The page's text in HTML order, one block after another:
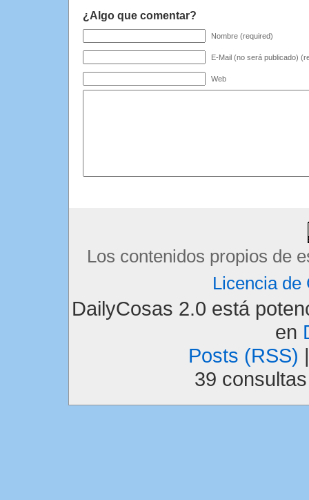
¿Algo que comentar?
Nombre (required)
E-Mail (no será publicado)
Web
Los contenidos propios de
Licencia de
DailyCosas 2.0 está
en
Posts (RSS)
39